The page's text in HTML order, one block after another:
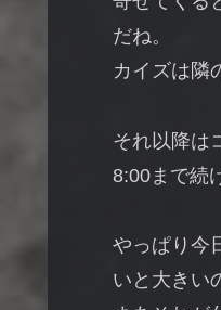
だね。
カイズは隣
それ以降は
8:00まで続
やっぱり今
いと大きい